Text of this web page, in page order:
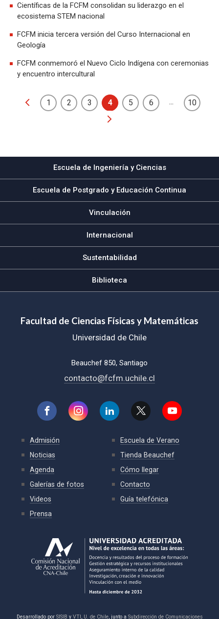
Científicas de la FCFM consolidan su liderazgo en el
ecosistema STEM nacional
FCFM inicia tercera versión del Curso Internacional en
Geología
FCFM conmemoró el Nuevo Ciclo Indígena con ceremonias
y encuentro intercultural
1 2 3 4 5 6 ... 10
Escuela de Ingeniería y Ciencias
Escuela de Postgrado y Educación Continua
Vinculación
Internacional
Sustentabilidad
Biblioteca
Facultad de Ciencias Físicas y Matemáticas
Universidad de Chile
Beauchef 850, Santiago
contacto@fcfm.uchile.cl
Admisión
Noticias
Agenda
Galerías de fotos
Videos
Prensa
Escuela de Verano
Tienda Beauchef
Cómo llegar
Contacto
Guía telefónica
Desarrollado por SISIB y VTI U. de Chile, junto a Subdirección de Comunicaciones